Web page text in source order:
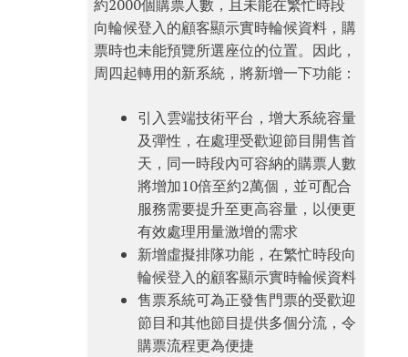
約2000個購票人數，且未能在繁忙時段
向輪候登入的顧客顯示實時輪候資料，購
票時也未能預覽所選座位的位置。因此，
周四起轉用的新系統，將新增一下功能：
引入雲端技術平台，增大系統容量
及彈性，在處理受歡迎節目開售首
天，同一時段內可容納的購票人數
將增加10倍至約2萬個，並可配合
服務需要提升至更高容量，以便更
有效處理用量激增的需求
新增虛擬排隊功能，在繁忙時段向
輪候登入的顧客顯示實時輪候資料
售票系統可為正發售門票的受歡迎
節目和其他節目提供多個分流，令
購票流程更為便捷